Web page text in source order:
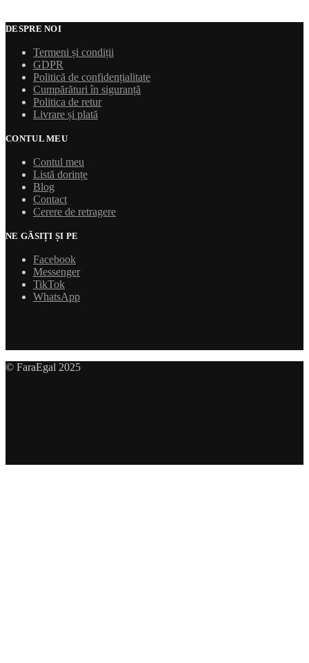
DESPRE NOI
Termeni și condiții
GDPR
Politică de confidențialitate
Cumpărături în siguranță
Politica de retur
Livrare și plată
CONTUL MEU
Contul meu
Listă dorințe
Blog
Contact
Cerere de retragere
NE GĂSIȚI ȘI PE
Facebook
Messenger
TikTok
WhatsApp
© FaraEgal 2025